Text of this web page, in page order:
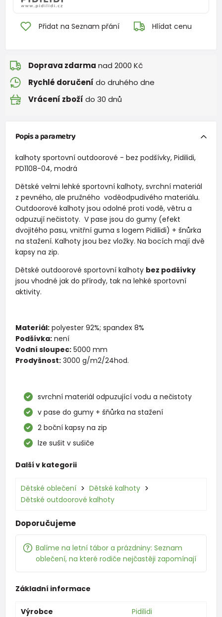
Přidat na Seznam přání Hlídat cenu
Doprava zdarma nad 2000 Kč
Rychlé doručení do druhého dne
Vrácení zboží do 30 dnů
Popis a parametry
kalhoty sportovní outdoorové - bez podšívky, Pidilidi,
PD1108-04, modrá
Dětské velmi lehké sportovní kalhoty, svrchní materiál
z pevného, ale pružného voděodpudivého materiálu.
Outdoorové kalhoty jsou odolné proti vodě, větru a
odpuzují nečistoty. V pase jsou do gumy (efekt
dvojitého pasu, vnitřní guma s logem Pidilidi) + šnůrka
na stažení. Kalhoty jsou bez vložky. Na bocích mají dvě
kapsy na zip.
Dětské outdoorové sportovní kalhoty bez podšívky
jsou vhodné jak do přírody, tak na lehké sportovní
aktivity.
Materiál:polyester 92%; spandex 8%
Podšívka:není
Vodní sloupec:5000 mm
Prodyšnost:3000 g/m2/24hod.
svrchní materiál odpuzující vodu a nečistoty
v pase do gumy + šňůrka na stažení
2 boční kapsy na zip
lze sušit v sušiče
Další v kategorii
Dětské oblečení
Dětské kalhoty
Dětské outdoorové kalhoty
Doporučujeme
Balíme na letní tábor a prázdniny: Seznam
oblečení, na které rodiče nejčastěji zapomínají
Základní informace
Výrobce Pidilidi